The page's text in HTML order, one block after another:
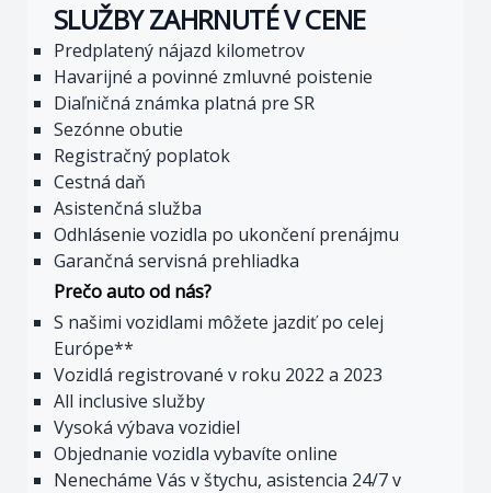
SLUŽBY ZAHRNUTÉ V CENE
Predplatený nájazd kilometrov
Havarijné a povinné zmluvné poistenie
Diaľničná známka platná pre SR
Sezónne obutie
Registračný poplatok
Cestná daň
Asistenčná služba
Odhlásenie vozidla po ukončení prenájmu
Garančná servisná prehliadka
Prečo auto od nás?
S našimi vozidlami môžete jazdiť po celej
Európe**
Vozidlá registrované v roku 2022 a 2023
All inclusive služby
Vysoká výbava vozidiel
Objednanie vozidla vybavíte online
Nenecháme Vás v štychu, asistencia 24/7 v